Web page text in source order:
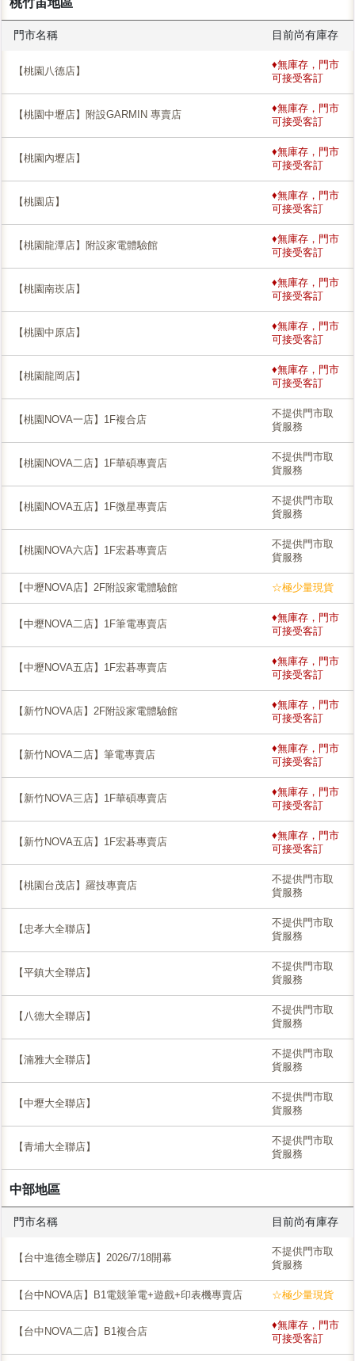
桃竹苖地區
門市名稱 目前尚有庫存
【桃園八德店】
♦無庫存，門市
可接受客訂
【桃園中壢店】附設GARMIN 專賣店
♦無庫存，門市
可接受客訂
【桃園內壢店】
♦無庫存，門市
可接受客訂
【桃園店】
♦無庫存，門市
可接受客訂
【桃園龍潭店】附設家電體驗館
♦無庫存，門市
可接受客訂
【桃園南崁店】
♦無庫存，門市
可接受客訂
【桃園中原店】
♦無庫存，門市
可接受客訂
【桃園龍岡店】
♦無庫存，門市
可接受客訂
【桃園NOVA一店】1F複合店
不提供門市取
貨服務
【桃園NOVA二店】1F華碩專賣店
不提供門市取
貨服務
【桃園NOVA五店】1F微星專賣店
不提供門市取
貨服務
【桃園NOVA六店】1F宏碁專賣店
不提供門市取
貨服務
【中壢NOVA店】2F附設家電體驗館 ☆極少量現貨
【中壢NOVA二店】1F筆電專賣店
♦無庫存，門市
可接受客訂
【中壢NOVA五店】1F宏碁專賣店
♦無庫存，門市
可接受客訂
【新竹NOVA店】2F附設家電體驗館
♦無庫存，門市
可接受客訂
【新竹NOVA二店】筆電專賣店
♦無庫存，門市
可接受客訂
【新竹NOVA三店】1F華碩專賣店
♦無庫存，門市
可接受客訂
【新竹NOVA五店】1F宏碁專賣店
♦無庫存，門市
可接受客訂
【桃園台茂店】羅技專賣店
不提供門市取
貨服務
【忠孝大全聯店】
不提供門市取
貨服務
【平鎮大全聯店】
不提供門市取
貨服務
【八德大全聯店】
不提供門市取
貨服務
【湳雅大全聯店】
不提供門市取
貨服務
【中壢大全聯店】
不提供門市取
貨服務
【青埔大全聯店】
不提供門市取
貨服務
中部地區
門市名稱 目前尚有庫存
【台中進德全聯店】2026/7/18開幕
不提供門市取
貨服務
【台中NOVA店】B1電競筆電+遊戲+印表機專賣店 ☆極少量現貨
【台中NOVA二店】B1複合店
♦無庫存，門市
可接受客訂